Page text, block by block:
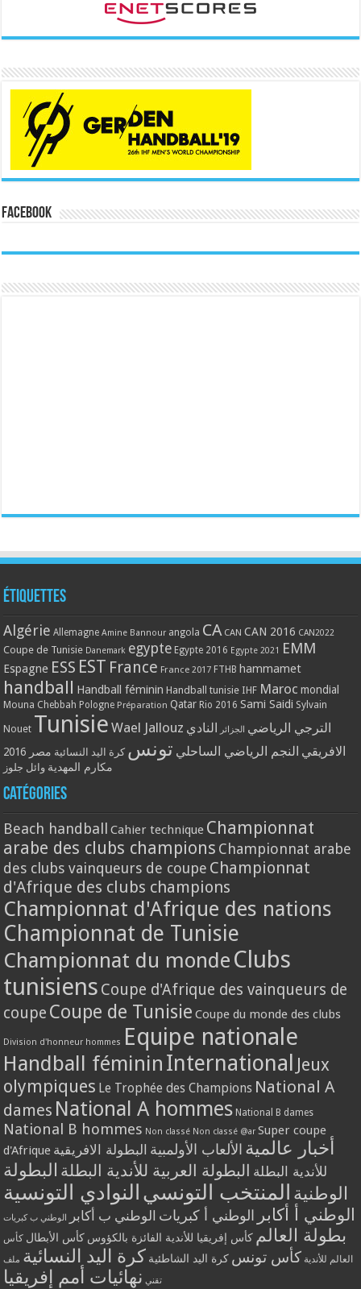
Facebook
Étiquettes
Algérie Allemagne Amine Bannour angola CA CAN CAN 2016 CAN2022
Coupe de Tunisie Danemark egypte Egypte 2016 Egypte 2021 EMM
Espagne ESS EST France France 2017 FTHB hammamet
handball Handball féminin Handball tunisie IHF Maroc mondial
Mouna Chebbah Pologne Préparation Qatar Rio 2016 Sami Saidi Sylvain
Nouet Tunisie Wael Jallouz الترجي الرياضي الجزائر
النادي
الافريقي النجم الرياضي الساحلي تونس كرة اليد النسائية مصر 2016
مكارم المهدية وائل جلوز
Catégories
Beach handball Cahier technique Championnat
arabe des clubs champions Championnat arabe
des clubs vainqueurs de coupe Championnat
d'Afrique des clubs champions
Championnat d'Afrique des nations
Championnat de Tunisie
Championnat du monde Clubs
tunisiens Coupe d'Afrique des vainqueurs de
coupe Coupe de Tunisie Coupe du monde des clubs
Division d'honneur hommes Equipe nationale
Handball féminin International Jeux
olympiques Le Trophée des Champions National A
dames National A hommes National B dames
National B hommes Non classé Non classé @ar Super coupe
d'Afrique
أخبار عالمية الألعاب الأولمبية البطولة الافريقية
للأندية البطلة البطولة العربية للأندية البطلة البطولة
الوطنية المنتخب التونسي النوادي التونسية
الوطني أ أكابر الوطني أ كبريات الوطني ب أكابر الوطني ب كبريات
بطولة العالم كأس إفريقيا للأندية الفائزة بالكؤوس كأس الأبطال كأس
العالم للأندية كأس تونس كرة اليد الشاطئية كرة اليد النسائية ملف
تقني نهائيات أمم إفريقيا